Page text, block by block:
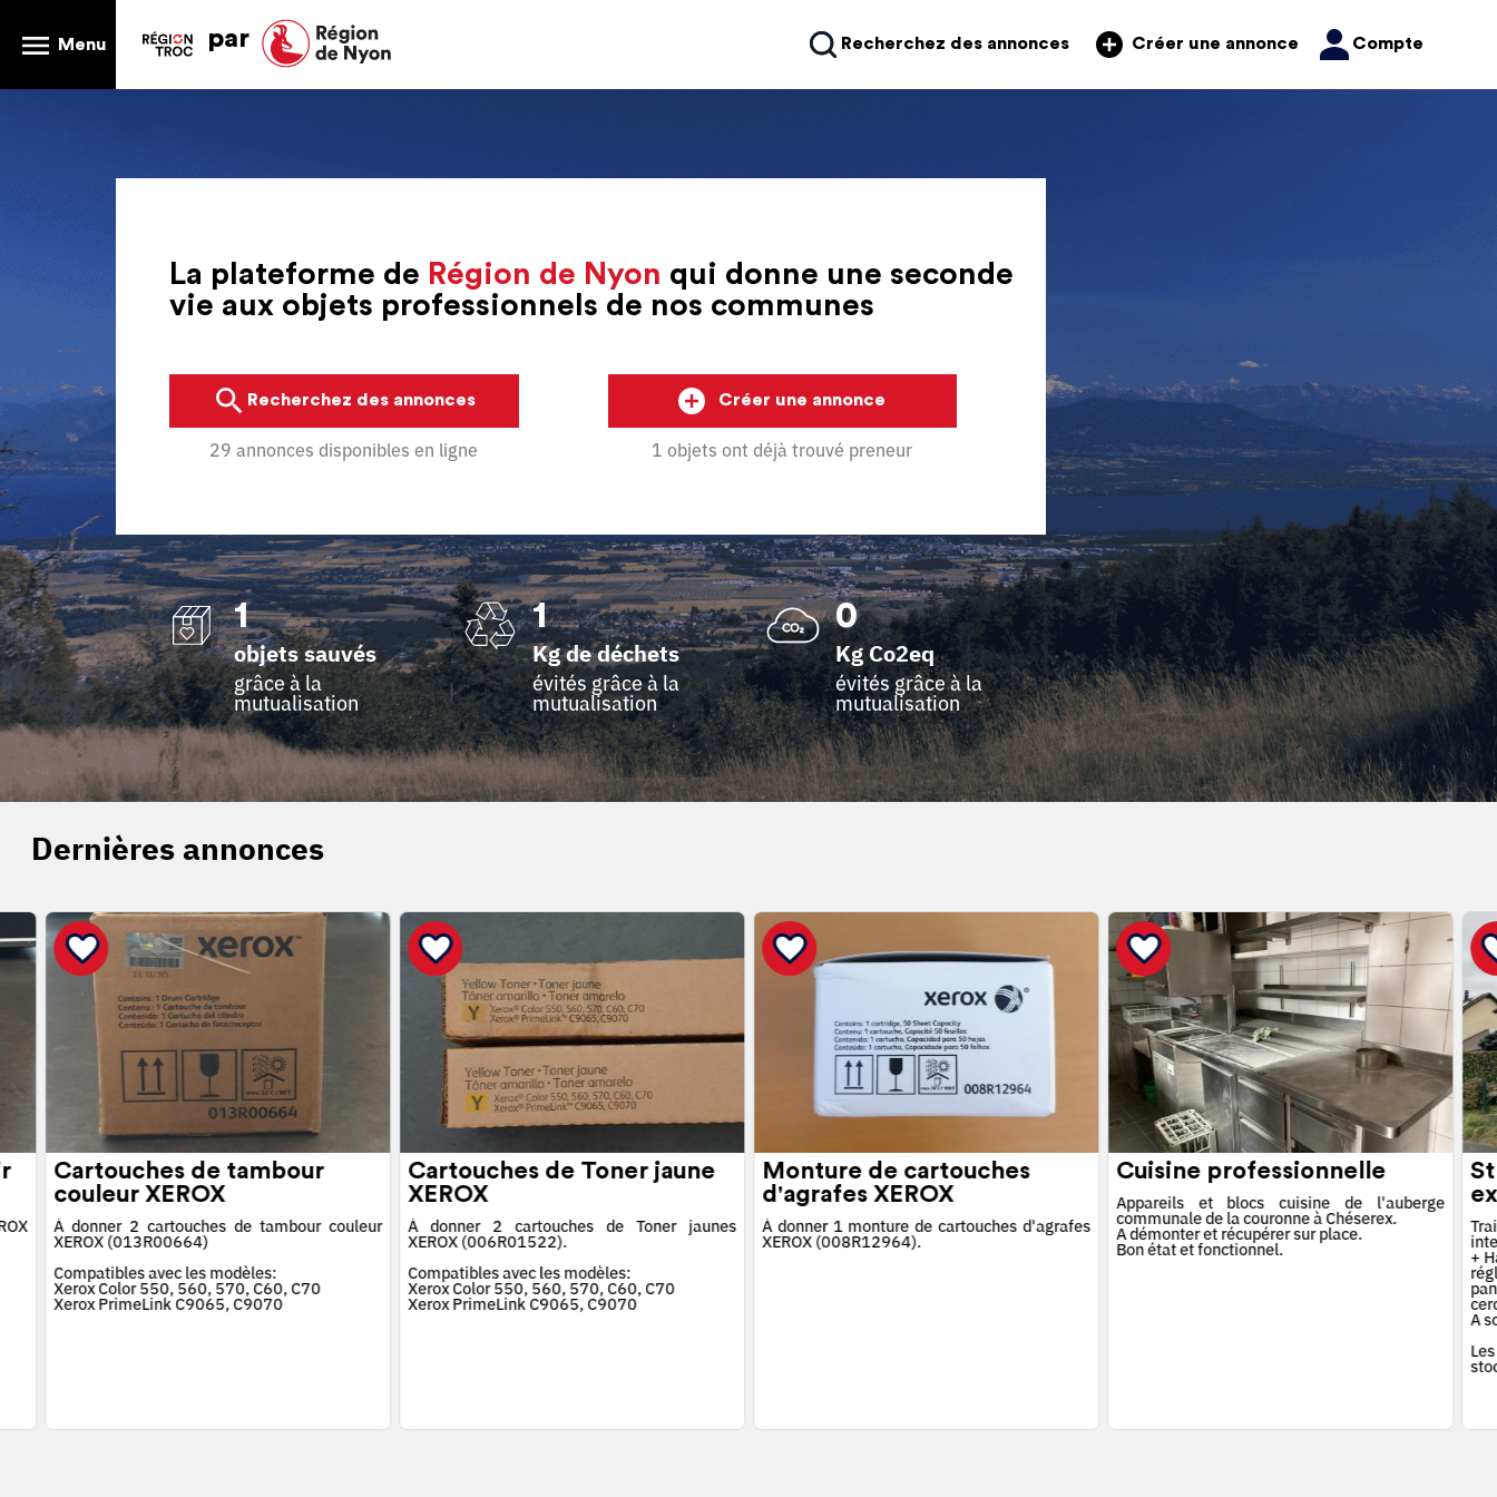
Menu par Recherchez des annonces Créer une annonce Compte
La plateforme de Région de Nyon qui donne une seconde
vie aux objets professionnels de nos communes
Recherchez des annonces
29 annonces disponibles en ligne
Créer une annonce
1 objets ont déjà trouvé preneur
1
objets sauvés
grâce à la
mutualisation
1
Kg de déchets
évités grâce à la
mutualisation
0
Kg Co2eq
évités grâce à la
mutualisation
Dernières annonces
Cartouches de tambour
couleur XEROX
À donner 2 cartouches de tambour couleur
XEROX (013R00664)
Compatibles avec les modèles:
Xerox Color 550, 560, 570, C60, C70
Xerox PrimeLink C9065, C9070
Cartouches de Toner jaune
XEROX
À donner 2 cartouches de Toner jaunes
XEROX (006R01522).
Compatibles avec les modèles:
Xerox Color 550, 560, 570, C60, C70
Xerox PrimeLink C9065, C9070
Monture de cartouches
d'agrafes XEROX
À donner 1 monture de cartouches d'agrafes
XEROX (008R12964).
Cuisine professionnelle
Appareils et blocs cuisine de l'auberge
communale de la couronne à Chéserex.
A démonter et récupérer sur place.
Bon état et fonctionnel. +
A